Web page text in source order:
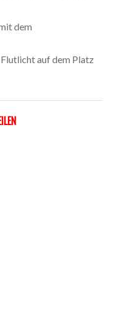
dem
Flutlicht auf dem Platz